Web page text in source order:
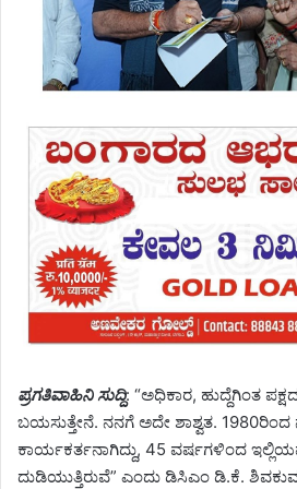
ಪ್ರಗತಿವಾಹಿನಿ ಸುದ್ದಿ: “ಅಧಿಕಾರ, ಹುದ್ದೆಗಿಂತ
ಬಯಸುತ್ತೇನೆ. ನನಗೆ ಅದೇ ಶಾಶ್ವತ. 1980ರಿಂದ
ಕಾರ್ಯಕರ್ತನಾಗಿದ್ದು, 45 ವರ್ಷಗಳಿಂದ
ದುಡಿಯುತ್ತಿರುವೆ” ಎಂದು ಡಿಸಿಎಂ ಡಿ.ಕೆ.